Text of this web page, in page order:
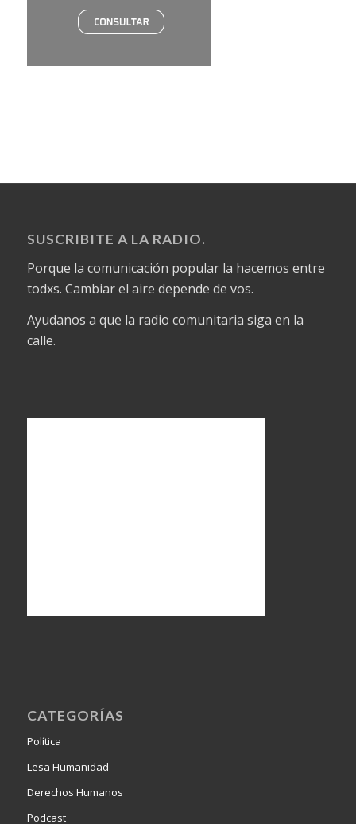
SUSCRIBITE A LA RADIO.
Porque la comunicación popular la hacemos entre
todxs. Cambiar el aire depende de vos.
Ayudanos a que la radio comunitaria siga en la
calle.
CATEGORÍAS
Política
Lesa Humanidad
Derechos Humanos
Podcast